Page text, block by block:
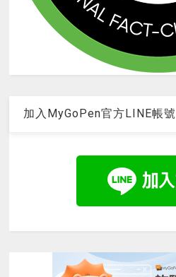
加入MyGoPen官方LINE帳號